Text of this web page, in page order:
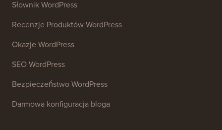
27+ Darmowych Narzędzi Biznesowych
Zasoby
Kursy WordPress
Słownik WordPress
Recenzje Produktów WordPress